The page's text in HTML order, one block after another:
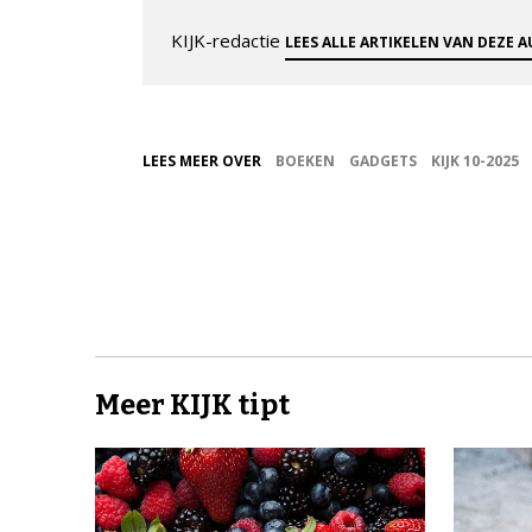
KIJK-redactie LEES ALLE ARTIKELEN VAN DEZE
LEES MEER OVER BOEKEN GADGETS KIJK 10-2025
Meer KIJK tipt